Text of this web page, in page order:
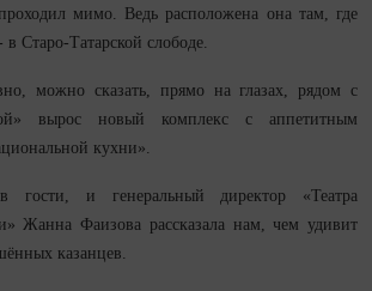
мимо. Ведь расположена она там, где
Старо-Татарской слободе.
можно сказать, прямо на глазах, рядом с
вырос новый комплекс с аппетитным
кухни».
гости, и генеральный директор «Театра
Жанна Фаизова рассказала нам, чем удивит
казанцев.